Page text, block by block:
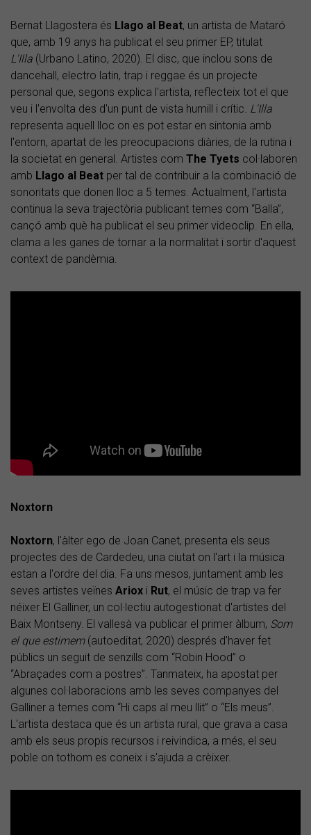
Bernat Llagostera és Llago al Beat, un artista de Mataró
que, amb 19 anys ha publicat el seu primer EP, titulat
L'Illa (Urbano Latino, 2020). El disc, que inclou sons de
dancehall, electro latin, trap i reggae és un projecte
personal que, segons explica l'artista, reflecteix tot el que
veu i l'envolta des d'un punt de vista humill i crític. L'Illa
representa aquell lloc on es pot estar en sintonia amb
l'entorn, apartat de les preocupacions diàries, de la rutina i
la societat en general. Artistes com The Tyets col·laboren
amb Llago al Beat per tal de contribuir a la combinació de
sonoritats que donen lloc a 5 temes. Actualment, l'artista
continua la seva trajectòria publicant temes com “Balla”,
cançó amb què ha publicat el seu primer videoclip. En ella,
clama a les ganes de tornar a la normalitat i sortir d'aquest
context de pandèmia.
Noxtorn
Noxtorn, l'àlter ego de Joan Canet, presenta els seus
projectes des de Cardedeu, una ciutat on l'art i la música
estan a l'ordre del dia. Fa uns mesos, juntament amb les
seves artistes veïnes Ariox i Rut, el músic de trap va fer
néixer El Galliner, un col·lectiu autogestionat d'artistes del
Baix Montseny. El vallesà va publicar el primer àlbum, Som
el que estimem(autoeditat, 2020) després d'haver fet
públics un seguit de senzills com “Robin Hood” o
“Abraçades com a postres”. Tanmateix, ha apostat per
algunes col·laboracions amb les seves companyes del
Galliner a temes com “Hi caps al meu llit” o “Els meus”.
L'artista destaca que és un artista rural, que grava a casa
amb els seus propis recursos i reivindica, a més, el seu
poble on tothom es coneix i s'ajuda a crèixer.